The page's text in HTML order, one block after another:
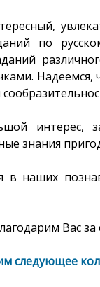
по
интерес,
знания
наших
Вас за
следующее